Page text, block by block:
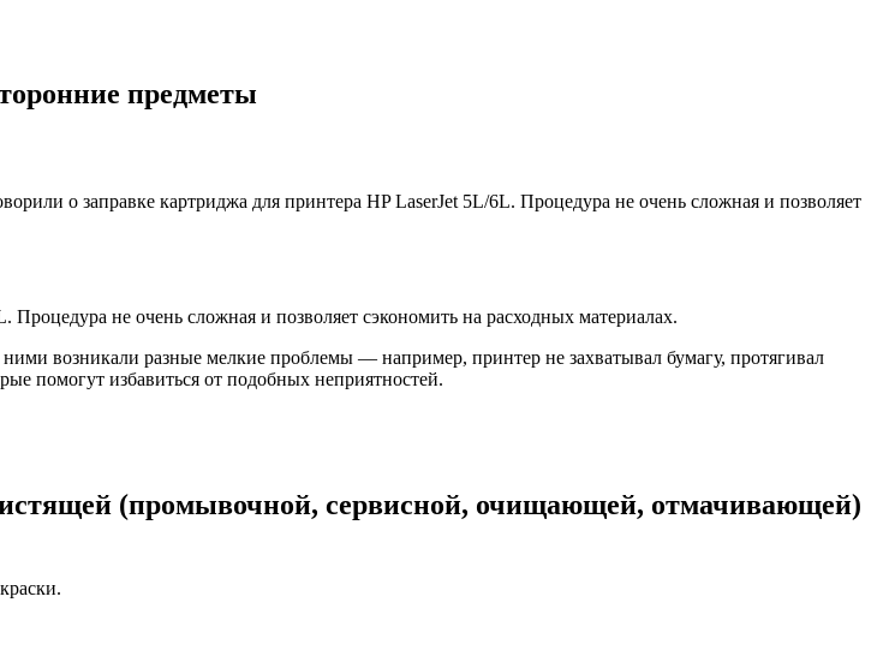
предметы
о заправке картриджа для принтера HP LaserJet 5L/6L. Процедура не очень сложная и позволяет
не очень сложная и позволяет сэкономить на расходных материалах.
возникали разные мелкие проблемы — например, принтер не захватывал бумагу, протягивал
помогут избавиться от подобных неприятностей.
(промывочной, сервисной, очищающей, отмачивающей)